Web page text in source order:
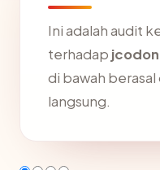
Ini adalah audit
terhadap
di bawah
langsung.